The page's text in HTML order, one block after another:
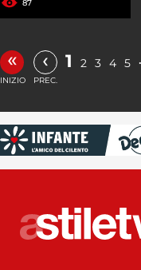
87
«
INIZIO
‹
PREC.
1 2 3 4 5